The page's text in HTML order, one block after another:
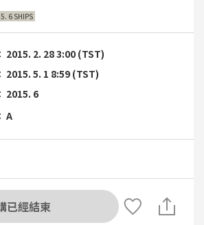
6 SHIPS
2015. 2. 28 3:00 (TST)
2015. 5. 1 8:59 (TST)
2015. 6
A
已經結束